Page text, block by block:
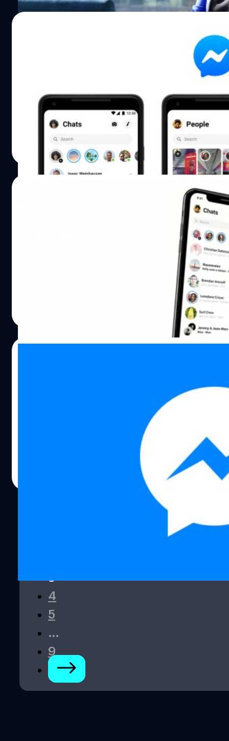
บน Facebook ระหว่างการเลือกตั้งที่กำลังจะเกิดขึ้นทั่วโลก โด
เรายังได้ตีพิมพ์นโยบายมาตรฐานชุมชนของเราอย่างละเอียด
นโยบายมาตรฐานชุมชนของ Facebook ซึ่งถูกพัฒนาขึ้นด้วยค
รอบคอบเป็นระยะเวลาหลายปี ถูกออกแบบขึ้นโดยมีวัตถุประส
ให้ชุมชนของเราบนแพลตฟอร์มมีความปลอดภัย ให้ผู้คนทุกวั
ทุกความเชื่อด้านการเมืองสามารถแสดงความเห็นได้อย่างอิส
เสริมการพูดคุยและการแลกเปลี่ยนแนวคิดกันอย่างเหมาะสม
เพื่อให้แน่ใจว่านโยบายของเราจะถูกนำไปใช้ในชุมชนทั่วโลกอ
เทียมกัน และเพื่อสร้างสภาพแวดล้อมที่คนไทยรู้สึกเป็นอิสระ
ปลอดภัยในการแสดงตัวตน การสนับสนุนให้เป็นสังคมที่รับรู้ข้
และข่าวสารที่ถูกต้องมากขึ้น และการส่งเสริมให้คนไทยมีทักษ
ความรู้ที่จะช่วยให้พวกเขาได้รับรู้ข้อมูลและรักษาความปลอด
ตนเองบนโลกออนไลน์ได้ มาตรการป้องกันความโปร่งใสในกา
เสนอข้อมูลข่าวสารและการรักษาความปลอดภัย ลดการเผยแ
ปลอม : ต่อสู้กับการเผยแพร่ข่าวปลอมบน Facebook ผ่านการ
งานที่ผสมผสานเทคโนโลยีและการตรวจสอบด้วยมนุษย์ และ
การเตรียมความพร้อมชุมชน และยังได้ทำการสื่อสารเชิงรุก เ
การรับรู้และนำเสนอเคล็ดลับและความรู้ให้กับผู้คนเกี่ยวกับวิธี
สังเกตข่าวปลอมหรือข้อมูลที่ไม่เป็นความจริงด้วย การเพิ่มการ
สาธารณะ เรากำลังดำเนินงานเพื่อสร้างการรับรู้และแบ่งปัน "
ในการสังเกตข่าวปลอม" แก่ผู้บริโภคภายใต้ความร่วมมือกับห
ต่าง ๆ ผ่านแคมเปญรณรงค์ทั้งบนแพลตฟอร์มของเราและสื่อ
สาธารณะ เวิร์คช็อปเกี่ยวกับการเลือกตั้งสำหรับสื่อมวลชน เร
ฝึกอบรมให้กับพันธมิตรด้านข่าวสารและองค์กรสื่อมวลชนชั้น
เราในประเทศไทย เพื่อแบ่งปันวิธีปฏิบัติที่ดีที่สุดสำหรับห้องข่า
ถึงกรณีศึกษาเกี่ยวกับข่าวการเลือกตั้งและข้อมูลสำคัญต่าง ๆ
บัญชีปลอม : ได้มีการบล็อกบัญชีปลอม ตั้งแต่ขณะเริ่มลงทะเบี
Facebook ปล่อยอัปเดต Messenger พร้อมดี
F8 developer conference เดือนพฤษภาคม 2018 ที่ผ่านมา ซึ่
บริษัทก็ได้อัปเดตดีไซน์ใหม่ให้อัปเดตทั้ง Google Play Store
App Store เป็นที่เรียบร้อยครับ ดีไซน์ใหม่เน้นไปที่การปรับปรุ
ของแอปให้ดูเรียบง่ายยิ่งขึ้น ไม่ดูรกเหมือนกับเวอร์ชั่นเก่า ที่มีอ
เลือกเยอะแยะไปหมดตั้งแต่ เกม บอท การแจ้งเตือน ทุกอย่าง
รวมอยู่ในไอคอน more หรือจุด 4 จุดครับ แต่ถือว่ากินเวลาน
ช่วงเดือนพฤษภาคม และมีการปล่อยอัปเดตดีไซน์ใหม่ช่วงแร
ถึงแม้ผู้ใช้งานจะอัปเดตจาก Play Store หรือ App Store แล้ว
บางคนอาจจะยังได้ดีไซน์เก่าอยู่ก็ต้องรอกันสักครู่ แต่ทีมงาน
จะได้รับอัปเดตดีไซน์ใหม่กันทกคนอย่างแน่นอน อ้างอิง
วัชรกุล พัฒนาประทีป
Read More
Facebook Messenger จะมีฟีเจอร์ Unsend ม
ในช่วงต้นปีที่ผ่านมามีรายงานว่า Mark Zuckerberg ใช้ฟีเจอร์
"Unsend" หรือยกเลิกการส่งข้อความ ซึ่งฟีเจอร์ดังกล่าวมีให้ใช้
สำหรับบุคคลพิเศษเท่านั้น ผู้ใช้งานทั่วไปไม่สามารถทำได้ อย่า
ก็ตาม เมื่อเดือนเมษายนที่ผ่านมา Facebook เผยว่าบริษัทจะท
Unsend ให้สำหรับผู้ใช้งานทั่วไป แต่ก็ยังไม่มีรายละเอียดอะไร
มากมายนัก รวมถึงช่วงเวลาที่จะปล่อยให้ใช้งานก็ยังไม่มีรายง
มา ล่าสุด Jane Manchun Wong ได้ทวีตภาพสกรีนช็อตฟีเจอร์
Unsend ที่ถูกค้นพบใน Messenger สำหรับ Android โดยเมื่อ
ที่ข้อความจะมีฟีเจอร์ Unsend Message อยู่เหนือ Delete
ก่อนหน้านี้มีรายงานว่า Facebook จะปรับโฉม Messenger หรื
แชทสำหรับผู้ใช้งาน Facebook ใหม่ให้มีหน้าตาที่เรียบง่ายขึ้น
ปัจจุบันก็ถูกปรับเป็นที่เรียบร้อยแล้วครับ ตัวอย่าง Messenger
หน้าแรกสุดของแอปจะเจอแชทล่าสุดตามปกติเหมือนก่อนหน้
แถบด้านล่างถูกปรับดีไซน์ใหม่ ถอดหมวดของเกมและกล้องถ่
ออก เหลือเพียง แชท ผู้ใช้งาน และ ค้นพบ (Discover) โดยที่
ยังคงมี Story อยู่ ดังภาพ รูปภาพตัวอย่างภายในแชท มาถึงไ
ตรงกลางหรือ People เป็นการแสดงรายชื่อผู้ใช้งานตามปกติ
หน้าจอดูสะอาดสะอ้านมากขึ้น ไม่ดูรกเหมือนแบบเก่า สุดท้า
Discover ที่จะช่วยค้นหาอะไรใหม่ๆ หรืออัปเดทเนื้อหาให้เรา
ครับ สำหรับอัปเดทดังกล่าวไม่ได้อัปเดทผ่านแอปพลิเคชั่นนะ
3
4
5
…
9